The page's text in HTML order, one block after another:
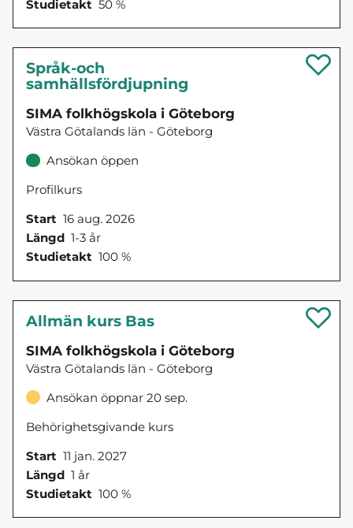
Studietakt 50 %
Språk-och
samhällsfördjupning
SIMA folkhögskola i Göteborg
Västra Götalands län - Göteborg
Ansökan öppen
Profilkurs
Start 16 aug. 2026
Längd 1-3 år
Studietakt 100 %
Allmän kurs Bas
SIMA folkhögskola i Göteborg
Västra Götalands län - Göteborg
Ansökan öppnar 20 sep.
Behörighetsgivande kurs
Start 11 jan. 2027
Längd 1 år
Studietakt 100 %